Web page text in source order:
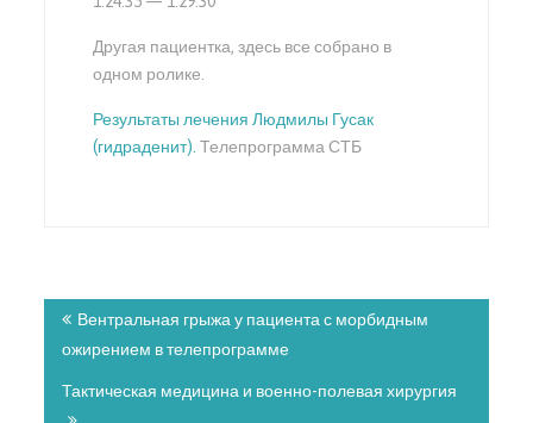
Другая пациентка, здесь все собрано в
одном ролике.
Результаты лечения Людмилы Гусак
(гидраденит).Телепрограмма СТБ
по
записям
Вентральная грыжа у пациента с морбидным
ожирением в телепрограмме
Тактическая медицина и военно-полевая хирургия